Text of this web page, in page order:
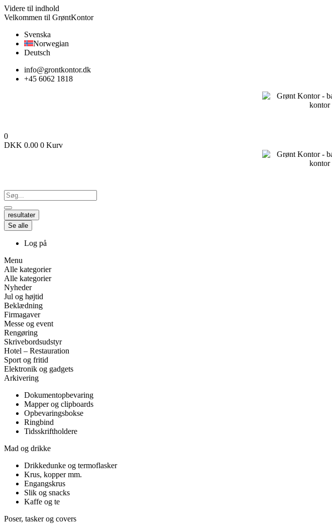
Videre til indhold
Velkommen til GrøntKontor
Svenska
Norwegian
Deutsch
info@grontkontor.dk
+45 6062 1818
0
DKK 0.00 0 Kurv
resultater
Se alle
Log på
Menu
Alle kategorier
Alle kategorier
Nyheder
Jul og højtid
Beklædning
Firmagaver
Messe og event
Rengøring
Skrivebordsudstyr
Hotel – Restauration
Sport og fritid
Elektronik og gadgets
Arkivering
Dokumentopbevaring
Mapper og clipboards
Opbevaringsbokse
Ringbind
Tidsskriftholdere
Mad og drikke
Drikkedunke og termoflasker
Krus, kopper mm.
Engangskrus
Slik og snacks
Kaffe og te
Poser, tasker og covers